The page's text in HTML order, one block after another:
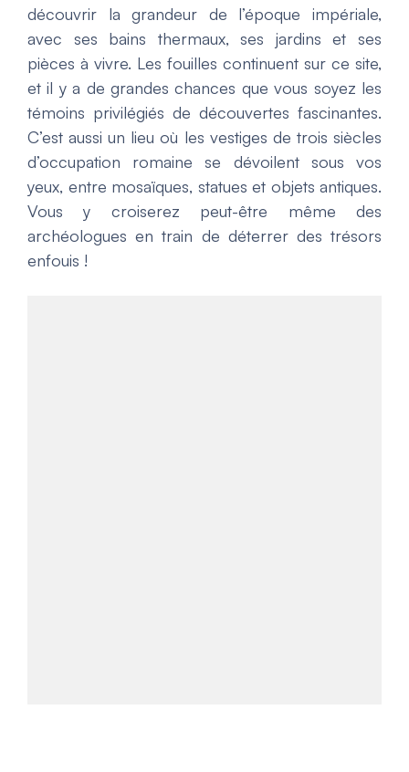
découvrir la grandeur de l’époque impériale,
avec ses bains thermaux, ses jardins et ses
pièces à vivre. Les fouilles continuent sur ce site,
et il y a de grandes chances que vous soyez les
témoins privilégiés de découvertes fascinantes.
C’est aussi un lieu où les vestiges de trois siècles
d’occupation romaine se dévoilent sous vos
yeux, entre mosaïques, statues et objets antiques.
Vous y croiserez peut-être même des
archéologues en train de déterrer des trésors
enfouis !